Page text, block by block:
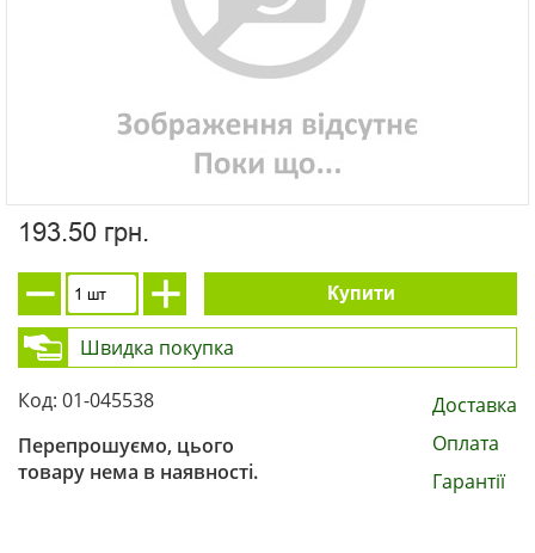
193.50 грн.
Купити
Швидка покупка
Код: 01-045538
Перепрошуємо, цього
товару нема в наявності.
Доставка
Оплата
Гарантії